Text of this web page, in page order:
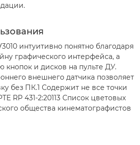
интуитивно понятно благодаря
графического интерфейса, а
и дисков на пульте ДУ.
внешнего датчика позволяет
без ПК.1 Содержит не все точки
RP 431-2:20113 Список цветовых
общества кинематографистов